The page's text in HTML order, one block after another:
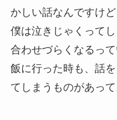
かしい話なんですけ
僕は泣きじゃくって
合わせづらくなるっ
飯に行った時も、話
てしまうものがあって